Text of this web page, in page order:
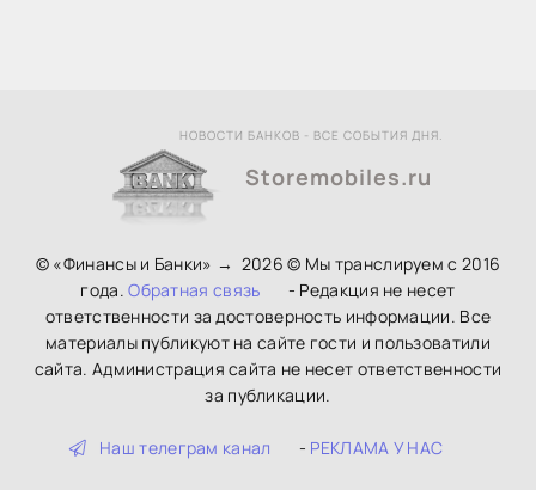
Storemobiles.ru
НОВОСТИ БАНКОВ - ВСЕ СОБЫТИЯ ДНЯ.
© «Финансы и Банки» → 2026 © Мы транслируем с 2016
года.Обратная связь
- Редакция не несет
ответственности за достоверность информации. Все
материалы публикуют на сайте гости и пользоватили
сайта. Администрация сайта не несет ответственности
за публикации.
Наш телеграм канал - РЕКЛАМА У НАС